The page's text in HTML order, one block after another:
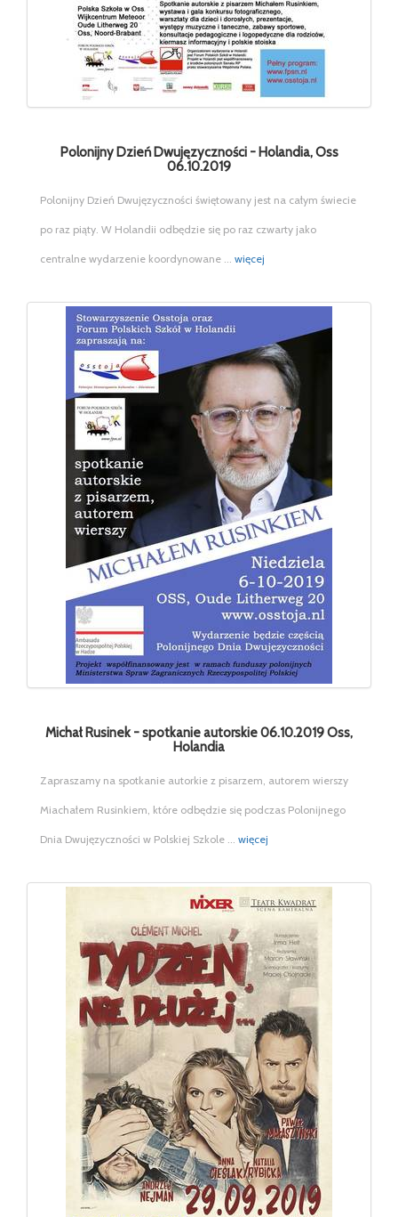
Polonijny Dzień Dwujęzyczności - Holandia, Oss
06.10.2019
Polonijny Dzień Dwujęzyczności świętowany jest na całym świecie
po raz piąty. W Holandii odbędzie się po raz czwarty jako
centralne wydarzenie koordynowane ... więcej
Michał Rusinek - spotkanie autorskie 06.10.2019 Oss,
Holandia
Zapraszamy na spotkanie autorkie z pisarzem, autorem wierszy
Miachałem Rusinkiem, które odbędzie się podczas Polonijnego
Dnia Dwujęzyczności w Polskiej Szkole ... więcej